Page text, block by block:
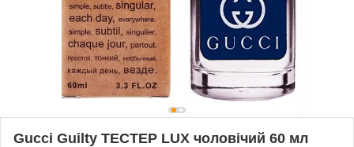
Gucci Guilty ТЕСТЕР LUX чоловічий 60 мл